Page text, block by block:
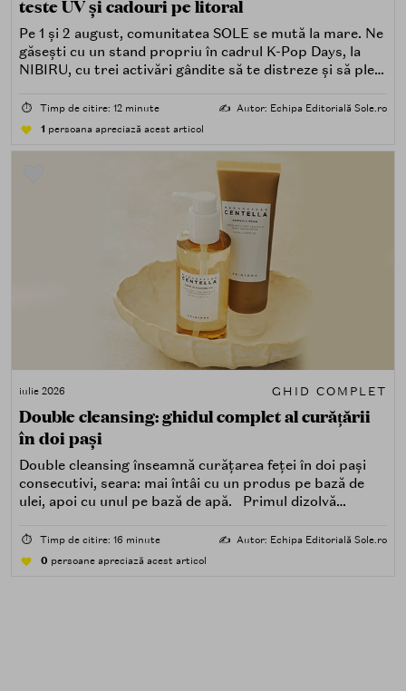
teste UV și cadouri pe litoral
Pe 1 și 2 august, comunitatea SOLE se mută la mare. Ne
găsești cu un stand propriu în cadrul K-Pop Days, la
NIBIRU, cu trei activări gândite să te distreze și să pleci
⏱️ Timp de citire: 12 minute ✍️ Autor: Echipa Editorială Sole.ro
1 persoana apreciază acest articol
iulie 2026 GHID COMPLET
Double cleansing: ghidul complet al curățării
în doi pași
Double cleansing înseamnă curățarea feței în doi pași
consecutivi, seara: mai întâi cu un produs pe bază de
ulei, apoi cu unul pe bază de apă. Primul dizolvă
poluare. Al doilea îndepărtează impuritățile solubile în
⏱️ Timp de citire: 16 minute ✍️ Autor: Echipa Editorială Sole.ro
0 persoane apreciază acest articol